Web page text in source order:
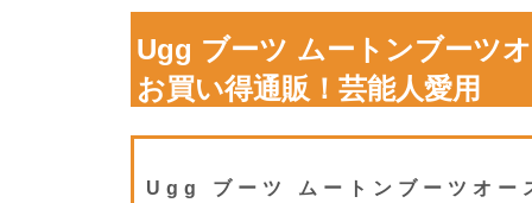
Ugg ブーツ ムートンブーツ
お買い得通販！芸能人愛用
Ugg ブーツ ムートンブーツオー